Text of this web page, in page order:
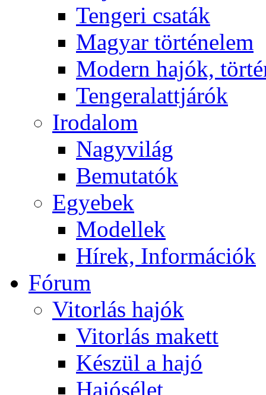
Tengeri csaták
Magyar történelem
Modern hajók,
Tengeralattjárók
Irodalom
Nagyvilág
Bemutatók
Egyebek
Modellek
Hírek, Információk
Fórum
Vitorlás hajók
Vitorlás makett
Készül a hajó
Hajósélet